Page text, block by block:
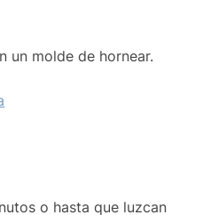
un molde de hornear.
o hasta que luzcan